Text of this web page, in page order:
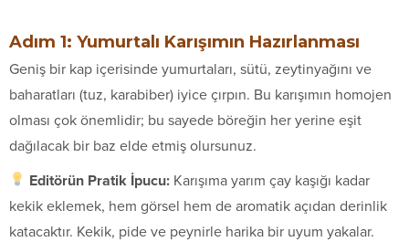
Adım 1: Yumurtalı Karışımın Hazırlanması
Geniş bir kap içerisinde yumurtaları, sütü, zeytinyağını ve
baharatları (tuz, karabiber) iyice çırpın. Bu karışımın homojen
olması çok önemlidir; bu sayede böreğin her yerine eşit
dağılacak bir baz elde etmiş olursunuz.
Editörün Pratik İpucu: Karışıma yarım çay kaşığı kadar
kekik eklemek, hem görsel hem de aromatik açıdan derinlik
katacaktır. Kekik, pide ve peynirle harika bir uyum yakalar.